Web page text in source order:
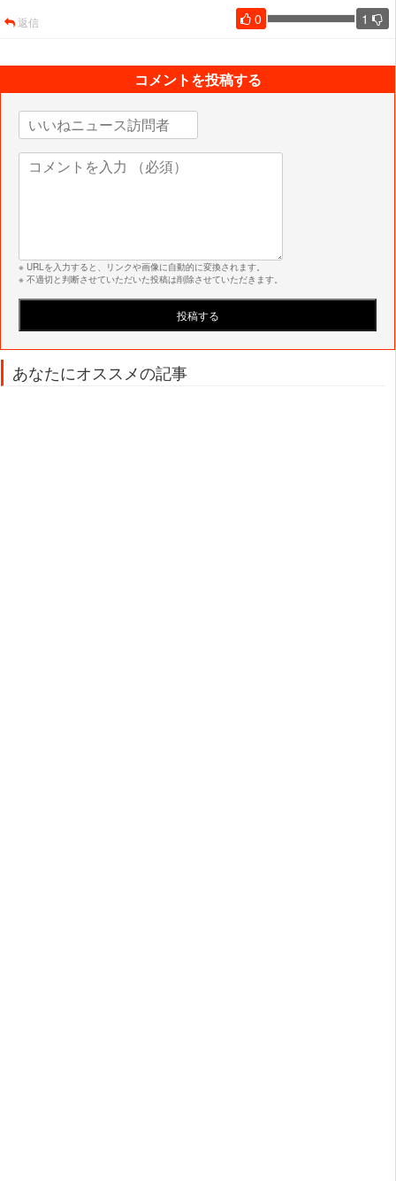
0 1
返信
コメントを投稿する
※ URLを入力すると、リンクや画像に自動的に変換されます。
※ 不適切と判断させていただいた投稿は削除させていただきます。
あなたにオススメの記事